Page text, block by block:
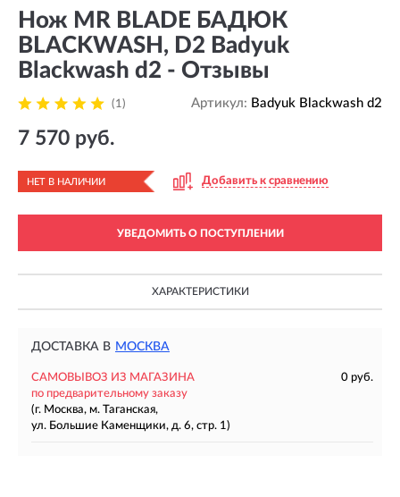
Нож MR BLADE БАДЮК
BLACKWASH, D2 Badyuk
Blackwash d2 - Отзывы
(1) Артикул: Badyuk Blackwash d2
7 570 руб.
НЕТ В НАЛИЧИИ Добавить к сравнению
УВЕДОМИТЬ О ПОСТУПЛЕНИИ
ХАРАКТЕРИСТИКИ
ДОСТАВКА В МОСКВА
САМОВЫВОЗ ИЗ МАГАЗИНА
0 руб.
по предварительному заказу
(г. Москва, м. Таганская,
ул. Большие Каменщики, д. 6, стр. 1)